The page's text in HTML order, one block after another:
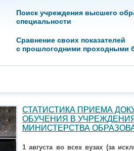
Поиск учреждения высшего
специальности
Сравнение своих показателей
с прошлогодними проходными
СТАТИСТИКА ПРИЕМА
ОБУЧЕНИЯ В
МИНИСТЕРСТВА
1 августа во всех вузах (за